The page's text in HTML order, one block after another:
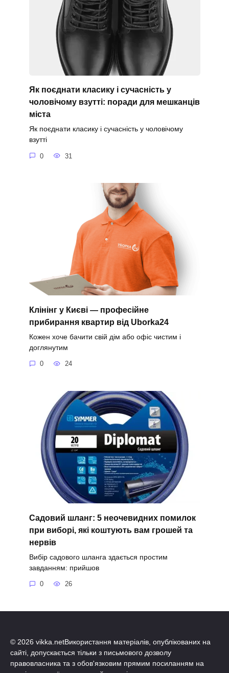
Як поєднати класику і сучасність у
чоловічому взутті: поради для мешканців
міста
Як поєднати класику і сучасність у чоловічому
взутті
0 31
Клінінг у Києві — професійне
прибирання квартир від Uborka24
Кожен хоче бачити свій дім або офіс чистим і
доглянутим
0 24
Садовий шланг: 5 неочевидних помилок
при виборі, які коштують вам грошей та
нервів
Вибір садового шланга здається простим
завданням: прийшов
0 26
© 2026 vikka.netВикористання матеріалів, опублікованих на
сайті, допускається тільки з письмового дозволу
правовласника та з обов'язковим прямим посиланням на